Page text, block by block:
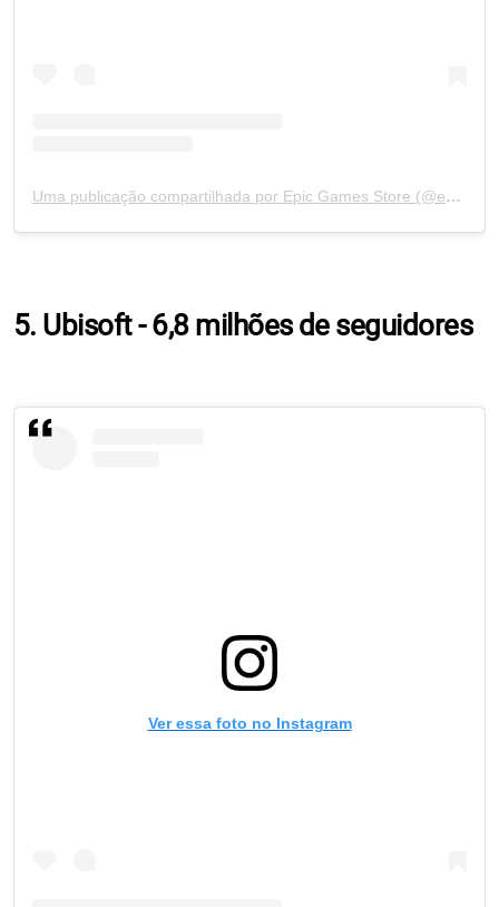
Uma publicação compartilhada por Epic Games Store (@epicgames)
5. Ubisoft - 6,8 milhões de seguidores
Ver essa foto no Instagram